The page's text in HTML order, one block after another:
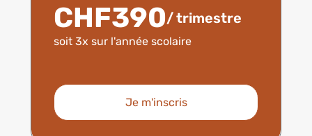
CHF390/ trimestre
soit 3x sur l'année scolaire
Je m'inscris